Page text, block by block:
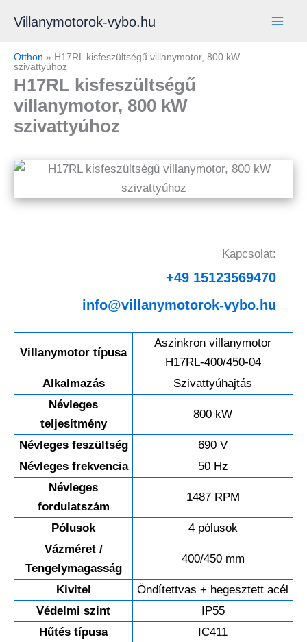
Villanymotorok-vybo.hu
Otthon » H17RL kisfeszültségű villanymotor, 800 kW
szivattyúhoz
H17RL kisfeszültségű
villanymotor, 800 kW
szivattyúhoz
Kapcsolat:
+49 15123569470
info@villanymotorok-vybo.hu
Villanymotor típusa
Aszinkron villanymotor
H17RL-400/450-04
Alkalmazás
Szivattyúhajtás
Névleges
teljesítmény
800 kW
Névleges feszültség
690 V
Névleges frekvencia
50 Hz
Névleges
fordulatszám
1487 RPM
Pólusok
4 pólusok
Vázméret /
Tengelymagasság
400/450 mm
Kivitel
Öndítettvas + hegesztett acél
Védelmi szint
IP55
Hűtés típusa
IC411